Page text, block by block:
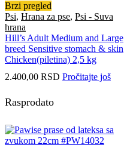
Brzi pregled
Psi, Hrana za pse, Psi - Suva
hrana
Hill’s Adult Medium and Large
breed Sensitive stomach & skin
Chicken(piletina) 2,5 kg
2.400,00 RSD Pročitajte još
Rasprodato